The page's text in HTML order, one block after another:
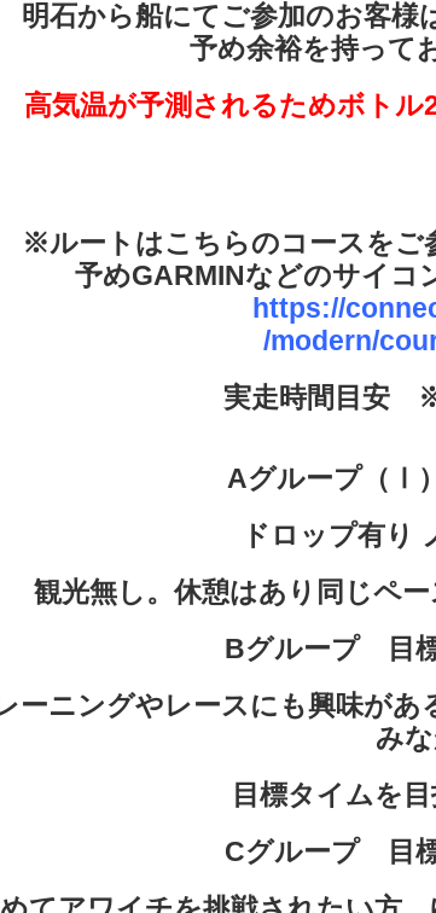
明石から船にてご参加のお客様
予め余裕を持って
高気温が予測されるためボト
※ルートはこちらのコースをご
予めGARMINなどのサイコ
https://
/modern/
実走時間目安 ※
Aグループ（Ⅰ
ドロップ有り
観光無し。休憩はあり同じペ
Bグループ 目
ーニングやレースにも興味が
み
目標タイムを
Cグループ 目